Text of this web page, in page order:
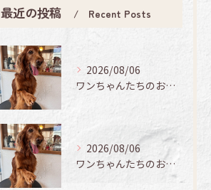
最近の投稿 Recent Posts
2026/08/06
ワンちゃんたちのお手入れ日記🐶✨
2026/08/06
ワンちゃんたちのお手入れ日記🐶✨